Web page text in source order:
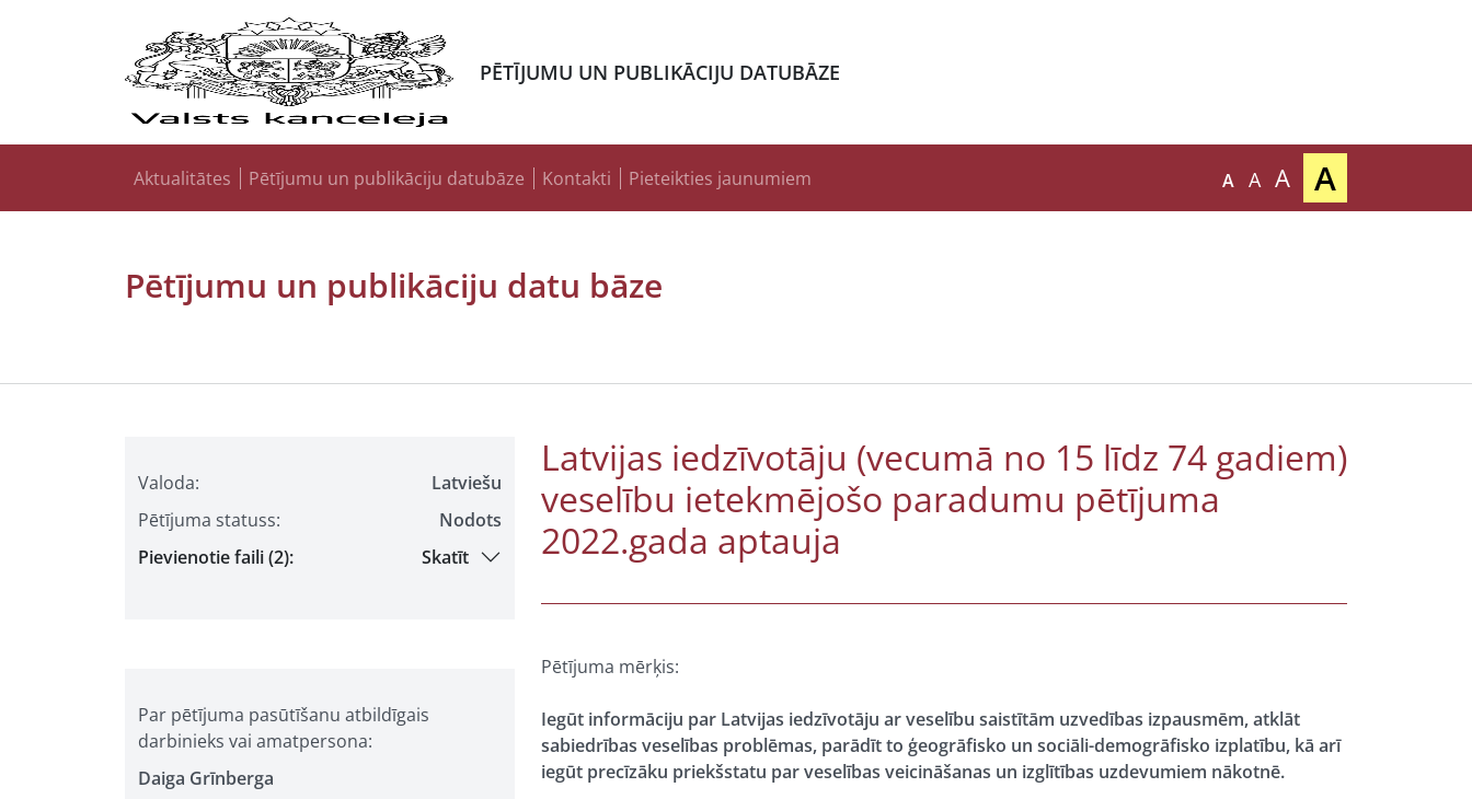
PĒTĪJUMU UN PUBLIKĀCIJU DATUBĀZE
Aktualitātes Pētījumu un publikāciju datubāze Kontakti Pieteikties jaunumiem A A A A
Pētījumu un publikāciju datu bāze
Valoda:
Latviešu
Pētījuma statuss:
Nodots
Pievienotie faili (2):
Skatīt
Par pētījuma pasūtīšanu atbildīgais
darbinieks vai amatpersona:
Daiga Grīnberga
Latvijas iedzīvotāju (vecumā no 15 līdz 74 gadiem)
veselību ietekmējošo paradumu pētījuma
2022.gada aptauja
Pētījuma mērķis:
Iegūt informāciju par Latvijas iedzīvotāju ar veselību saistītām uzvedības izpausmēm, atklāt
sabiedrības veselības problēmas, parādīt to ģeogrāfisko un sociāli-demogrāfisko izplatību, kā arī
iegūt precīzāku priekšstatu par veselības veicināšanas un izglītības uzdevumiem nākotnē.